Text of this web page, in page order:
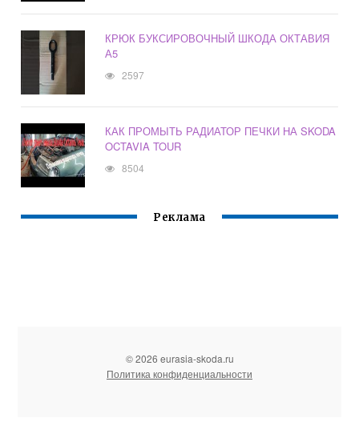
КРЮК БУКСИРОВОЧНЫЙ ШКОДА ОКТАВИЯ
А5
2597
КАК ПРОМЫТЬ РАДИАТОР ПЕЧКИ НА SKODA
OCTAVIA TOUR
8504
Реклама
© 2026 eurasia-skoda.ru
Политика конфиденциальности